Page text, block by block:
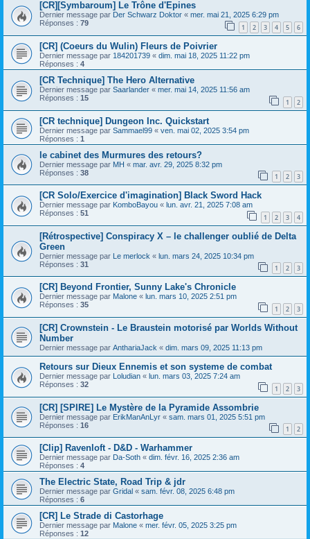
[CR][Symbaroum] Le Trône d'Epines
Dernier message par Der Schwarz Doktor « mer. mai 21, 2025 6:29 pm
Réponses : 79 1 2 3 4 5 6
[CR] (Coeurs du Wulin) Fleurs de Poivrier
Dernier message par 184201739 « dim. mai 18, 2025 11:22 pm
Réponses : 4
[CR Technique] The Hero Alternative
Dernier message par Saarlander « mer. mai 14, 2025 11:56 am
Réponses : 15 1 2
[CR technique] Dungeon Inc. Quickstart
Dernier message par Sammael99 « ven. mai 02, 2025 3:54 pm
Réponses : 1
le cabinet des Murmures des retours?
Dernier message par MH « mar. avr. 29, 2025 8:32 pm
Réponses : 38 1 2 3
[CR Solo/Exercice d'imagination] Black Sword Hack
Dernier message par KomboBayou « lun. avr. 21, 2025 7:08 am
Réponses : 51 1 2 3 4
[Rétrospective] Conspiracy X – le challenger oublié de Delta
Green
Dernier message par Le merlock « lun. mars 24, 2025 10:34 pm
Réponses : 31 1 2 3
[CR] Beyond Frontier, Sunny Lake's Chronicle
Dernier message par Malone « lun. mars 10, 2025 2:51 pm
Réponses : 35 1 2 3
[CR] Crownstein - Le Braustein motorisé par Worlds Without
Number
Dernier message par AnthariaJack « dim. mars 09, 2025 11:13 pm
Retours sur Dieux Ennemis et son systeme de combat
Dernier message par Loludian « lun. mars 03, 2025 7:24 am
Réponses : 32 1 2 3
[CR] [SPIRE] Le Mystère de la Pyramide Assombrie
Dernier message par ErikManAnLyr « sam. mars 01, 2025 5:51 pm
Réponses : 16 1 2
[Clip] Ravenloft - D&D - Warhammer
Dernier message par Da-Soth « dim. févr. 16, 2025 2:36 am
Réponses : 4
The Electric State, Road Trip & jdr
Dernier message par Gridal « sam. févr. 08, 2025 6:48 pm
Réponses : 6
[CR] Le Strade di Castorhage
Dernier message par Malone « mer. févr. 05, 2025 3:25 pm
Réponses : 12